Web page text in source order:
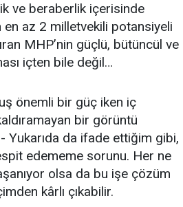
ve beraberlik içerisinde
en az 2 milletvekili potansiyeli
MHP’nin güçlü, bütüncül ve
içten bile değil…
önemli bir güç iken iç
bir görüntü
Yukarıda da ifade ettiğim gibi,
edememe sorunu. Her ne
olsa da bu işe çözüm
kârlı çıkabilir.